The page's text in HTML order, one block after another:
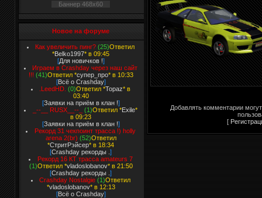
Баннер 468x60
Новое на форуме
Как увеличить пинг? (25)Ответил
*Belko1997* в 09:45
[Для новичков !]
Играем в Crashday через наш сайт
!!! (41)Ответил *супер_про* в 10:33
[Всё о Crashday]
.LeedHD. (0)Ответил *Topaz* в
03:40
[Заявки на приём в клан !]
_--__ RUSX__--_
(1)Ответил *Exile*
в 09:23
[Заявки на приём в клан !]
Рекорд 31 чекпоинт трасса !) holly
arena 2(br) (52)Ответил
*СтритРэйсер* в 18:34
[Crashday рекорды . ]
Рекорд 16 КТ трасса amateurs 7
(1)Ответил *vladoslobanov* в 21:50
[Crashday рекорды . ]
Crashday Nostalgie (1)Ответил
*vladoslobanov* в 12:13
[Всё о Crashday]
Добавлять комментарии
[